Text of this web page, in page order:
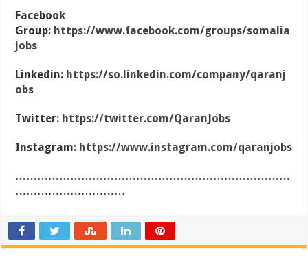
Facebook
Group: https://www.facebook.com/groups/somalia
jobs
Linkedin: https://so.linkedin.com/company/qaranj
obs
Twitter: https://twitter.com/QaranJobs
Instagram: https://www.instagram.com/qaranjobs
…………………………………………………………………
…………………………